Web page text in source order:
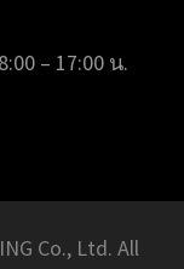
– 17:00 น.
Co., Ltd. All